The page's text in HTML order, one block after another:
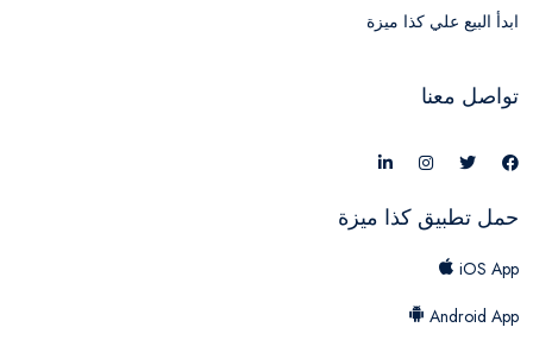
ابدأ البيع علي كذا ميزة
تواصل معنا
حمل تطبيق كذا ميزة
iOS App
Android App